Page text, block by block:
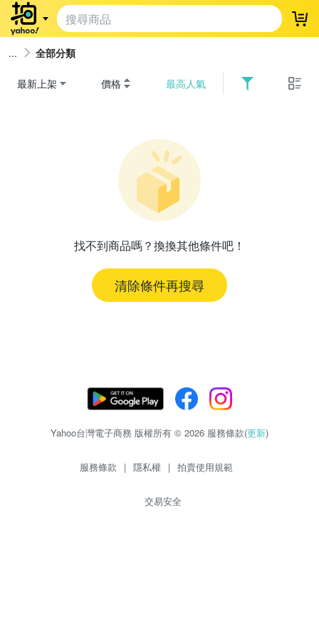
登
全部分類
最新上架 價格 最高人氣
找不到商品嗎？換換其他條件吧！
清除條件再搜尋
Yahoo台灣電子商務 版權所有 © 2026 服務條款(更新)
服務條款 | 隱私權 | 拍賣使用規範
交易安全